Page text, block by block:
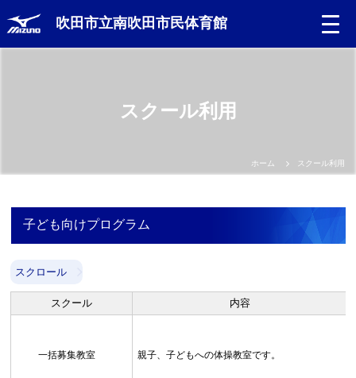
吹田市立南吹田市民体育館
スクール利用
ホーム スクール利用
子ども向けプログラム
スクロール
スクール 内容
一括募集教室 親子、子どもへの体操教室です。